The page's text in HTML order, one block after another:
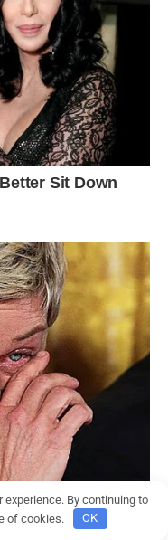
By continuing to
of cookies.
OK